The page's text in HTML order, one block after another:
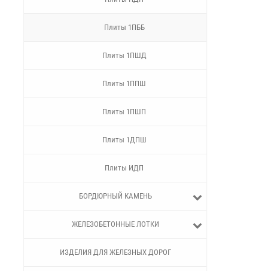
Плиты 1ПББ
Плиты 1ПШД
Плиты 1ППШ
Плиты 1ПШП
Плиты 1ДПШ
Плиты ИДП
БОРДЮРНЫЙ КАМЕНЬ
ЖЕЛЕЗОБЕТОННЫЕ ЛОТКИ
ИЗДЕЛИЯ ДЛЯ ЖЕЛЕЗНЫХ ДОРОГ